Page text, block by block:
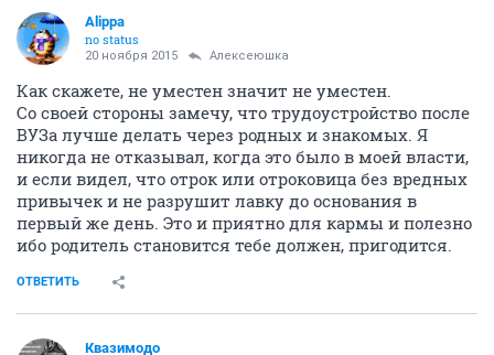
Alippa
no status
20 ноября 2015 Алексеюшка
Как скажете, не уместен значит не уместен.
Со своей стороны замечу, что трудоустройство после
ВУЗа лучше делать через родных и знакомых. Я
никогда не отказывал, когда это было в моей власти,
и если видел, что отрок или отроковица без вредных
привычек и не разрушит лавку до основания в
первый же день. Это и приятно для кармы и полезно
ибо родитель становится тебе должен, пригодится.
ОТВЕТИТЬ
Квазимодо